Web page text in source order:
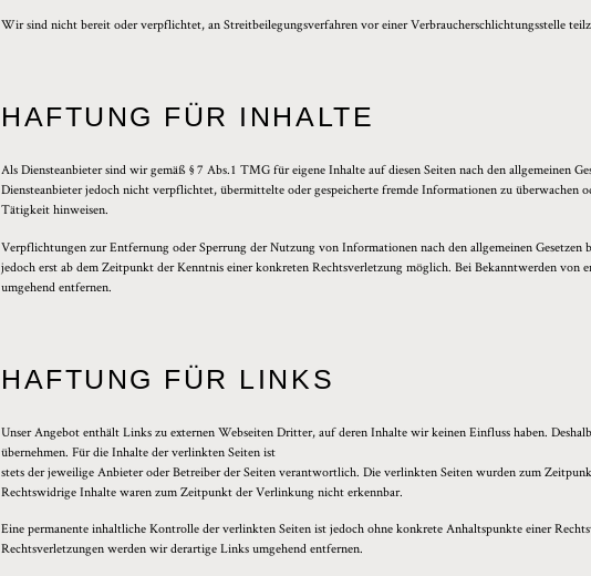
Wir sind nicht bereit oder verpflichtet, an Streitbeilegungsverfahren vor einer Verbraucherschlichtungsstelle
HAFTUNG FÜR INHALTE
Als Diensteanbieter sind wir gemäß § 7 Abs.1 TMG für eigene Inhalte auf diesen Seiten nach den allgemeinen
Diensteanbieter jedoch nicht verpflichtet, übermittelte oder gespeicherte fremde Informationen zu überwachen
Tätigkeit hinweisen.
Verpflichtungen zur Entfernung oder Sperrung der Nutzung von Informationen nach den allgemeinen
jedoch erst ab dem Zeitpunkt der Kenntnis einer konkreten Rechtsverletzung möglich. Bei Bekanntwerden von
umgehend entfernen.
HAFTUNG FÜR LINKS
Unser Angebot enthält Links zu externen Webseiten Dritter, auf deren Inhalte wir keinen Einfluss haben.
übernehmen. Für die Inhalte der verlinkten Seiten ist
stets der jeweilige Anbieter oder Betreiber der Seiten verantwortlich. Die verlinkten Seiten wurden zum
Rechtswidrige Inhalte waren zum Zeitpunkt der Verlinkung nicht erkennbar.
Eine permanente inhaltliche Kontrolle der verlinkten Seiten ist jedoch ohne konkrete Anhaltspunkte einer
Rechtsverletzungen werden wir derartige Links umgehend entfernen.